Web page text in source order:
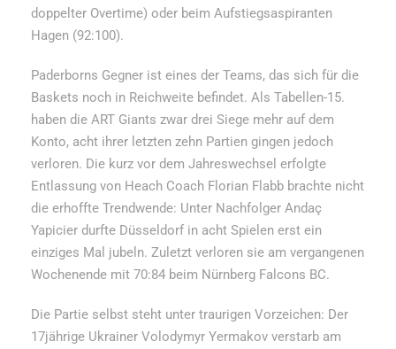
doppelter Overtime) oder beim Aufstiegsaspiranten
Hagen (92:100).
Paderborns Gegner ist eines der Teams, das sich für die
Baskets noch in Reichweite befindet. Als Tabellen-15.
haben die ART Giants zwar drei Siege mehr auf dem
Konto, acht ihrer letzten zehn Partien gingen jedoch
verloren. Die kurz vor dem Jahreswechsel erfolgte
Entlassung von Heach Coach Florian Flabb brachte nicht
die erhoffte Trendwende: Unter Nachfolger Andaç
Yapicier durfte Düsseldorf in acht Spielen erst ein
einziges Mal jubeln. Zuletzt verloren sie am vergangenen
Wochenende mit 70:84 beim Nürnberg Falcons BC.
Die Partie selbst steht unter traurigen Vorzeichen: Der
17jährige Ukrainer Volodymyr Yermakov verstarb am